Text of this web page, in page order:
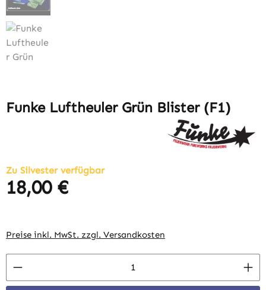
Funke Luftheuler Grün Blister (F1)
Zu Silvester verfügbar
Regulärer Preis:
18,00 €
Preise inkl. MwSt. zzgl. Versandkosten
Produkt Anzahl: Gib den gewünschten